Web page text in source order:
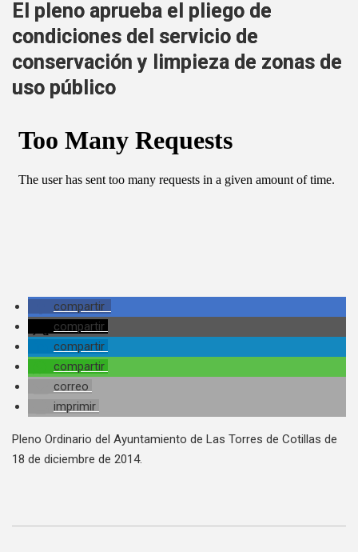
El pleno aprueba el pliego de
condiciones del servicio de
conservación y limpieza de zonas de
uso público
compartir
compartir
compartir
compartir
correo
imprimir
Pleno Ordinario del Ayuntamiento de Las Torres de Cotillas de
18 de diciembre de 2014.